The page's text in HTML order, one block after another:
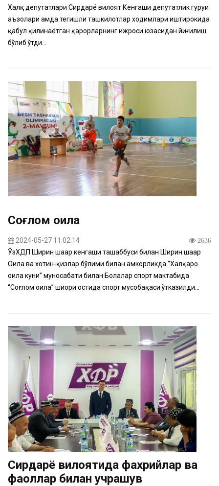
Халқ депутатлари Сирдарё вилоят Кенгаши депутатлик гуруҳи
аъзолари ҳамда тегишли ташкилотлар ходимлари иштирокида
қабул қилинаётган қарорларнинг ижроси юзасидан йиғилиш
бўлиб ўтди...
Соғлом оила
2024-05-27 11:02:14 2636
ЎзХДП Ширин шаҳар кенгаши ташаббуси билан Ширин шаҳар
Оила ва хотин-қизлар бўлими билан ҳамкорликда “Халқаро
оила куни” муносабати билан Болалар спорт мактабида
“Соғлом оила” шиори остида спорт мусобақаси ўтказилди...
Сирдарё вилоятида фахрийлар ва
фаоллар билан учрашув